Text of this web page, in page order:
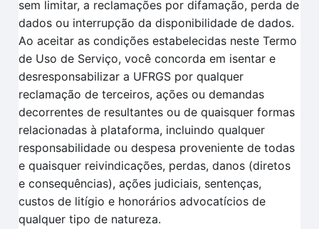
sem limitar, a reclamações por difamação, perda de
dados ou interrupção da disponibilidade de dados.
Ao aceitar as condições estabelecidas neste Termo
de Uso de Serviço, você concorda em isentar e
desresponsabilizar a UFRGS por qualquer
reclamação de terceiros, ações ou demandas
decorrentes de resultantes ou de quaisquer formas
relacionadas à plataforma, incluindo qualquer
responsabilidade ou despesa proveniente de todas
e quaisquer reivindicações, perdas, danos (diretos
e consequências), ações judiciais, sentenças,
custos de litígio e honorários advocatícios de
qualquer tipo de natureza.